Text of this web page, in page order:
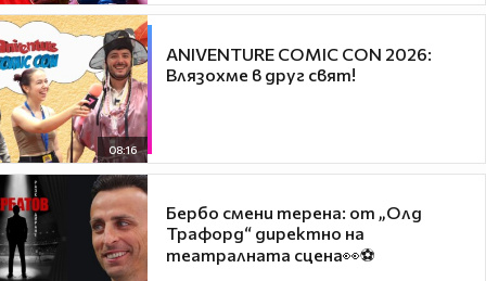
08:16
ANIVENTURE COMIC CON 2026:
Влязохме в друг свят!
Бербо смени терена: от „Олд
Трафорд“ директно на
театралната сцена👀⚽